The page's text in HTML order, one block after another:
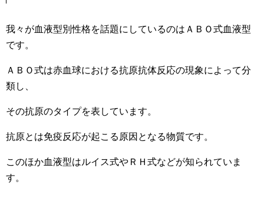
我々が血液型別性格を話題にしているのはＡＢＯ式血液型
です。
ＡＢＯ式は赤血球における抗原抗体反応の現象によって分
類し、
その抗原のタイプを表しています。
抗原とは免疫反応が起こる原因となる物質です。
このほか血液型はルイス式やＲＨ式などが知られていま
す。